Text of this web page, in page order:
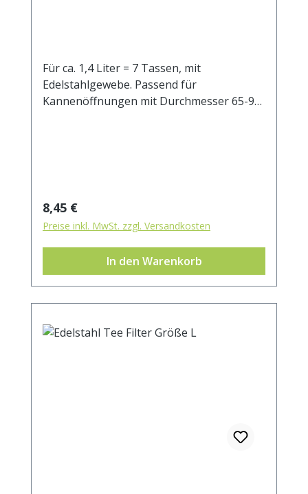
Für ca. 1,4 Liter = 7 Tassen, mit
Edelstahlgewebe. Passend für
Kannenöffnungen mit Durchmesser 65-95
Regulärer Preis:
8,45 €
Preise inkl. MwSt. zzgl. Versandkosten
In den Warenkorb